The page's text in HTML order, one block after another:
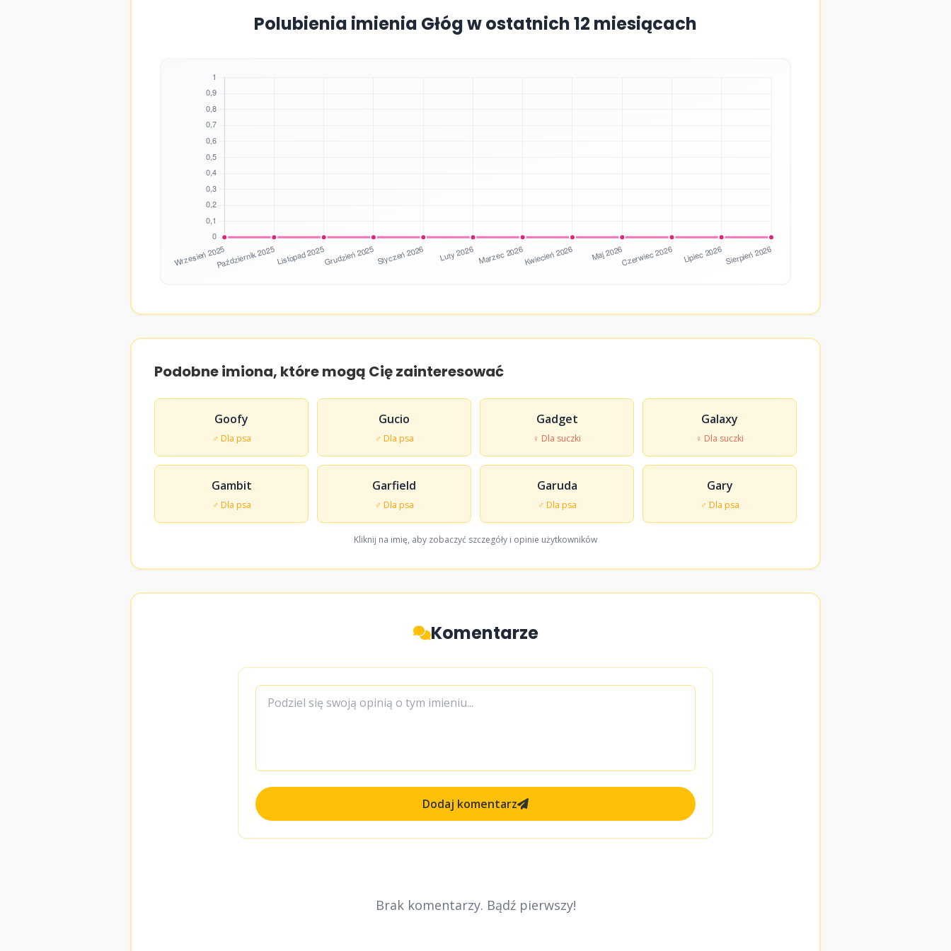
Polubienia imienia Głóg w ostatnich 12 miesiącach
Podobne imiona, które mogą Cię zainteresować
Goofy
♂ Dla psa
Gucio
♂ Dla psa
Gadget
♀ Dla suczki
Galaxy
♀ Dla suczki
Gambit
♂ Dla psa
Garfield
♂ Dla psa
Garuda
♂ Dla psa
Gary
♂ Dla psa
Kliknij na imię, aby zobaczyć szczegóły i opinie użytkowników
Komentarze
Dodaj komentarz
Brak komentarzy. Bądź pierwszy!